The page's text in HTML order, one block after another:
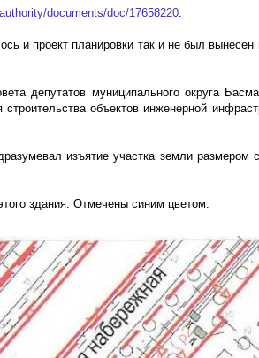
documents/doc/17658220.
и проект планировки так и не был
депутатов муниципального округа
объектов инженерной
изъятие участка земли размером
здания. Отмечены синим цветом.